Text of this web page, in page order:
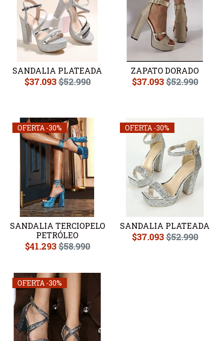
SANDALIA PLATEADA
$37.093$52.990
ZAPATO DORADO
$37.093$52.990
OFERTA -30%
SANDALIA TERCIOPELO
PETRÓLEO
$41.293$58.990
OFERTA -30%
SANDALIA PLATEADA
$37.093$52.990
OFERTA -30%